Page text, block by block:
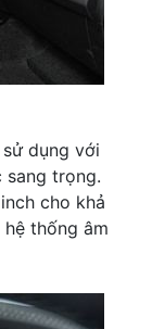
dụng với
sang trọng.
cho khả
thống âm